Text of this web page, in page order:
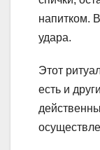
напитком.
удара.
Этот
есть и